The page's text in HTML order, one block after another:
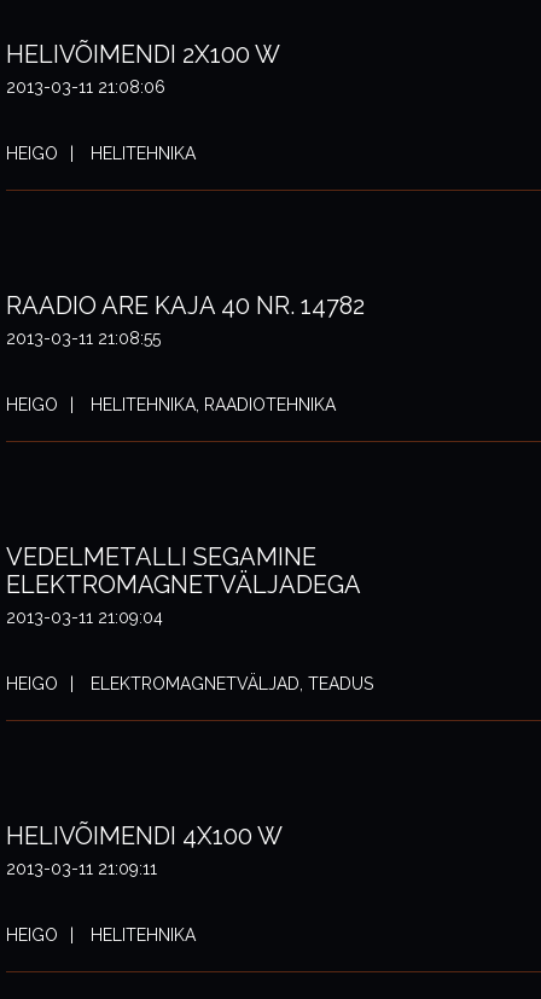
HELIVÕIMENDI 2X100 W
2013-03-11 21:08:06
HEIGO HELITEHNIKA
RAADIO ARE KAJA 40 NR. 14782
2013-03-11 21:08:55
HEIGO HELITEHNIKA, RAADIOTEHNIKA
VEDELMETALLI SEGAMINE
ELEKTROMAGNETVÄLJADEGA
2013-03-11 21:09:04
HEIGO ELEKTROMAGNETVÄLJAD, TEADUS
HELIVÕIMENDI 4X100 W
2013-03-11 21:09:11
HEIGO HELITEHNIKA